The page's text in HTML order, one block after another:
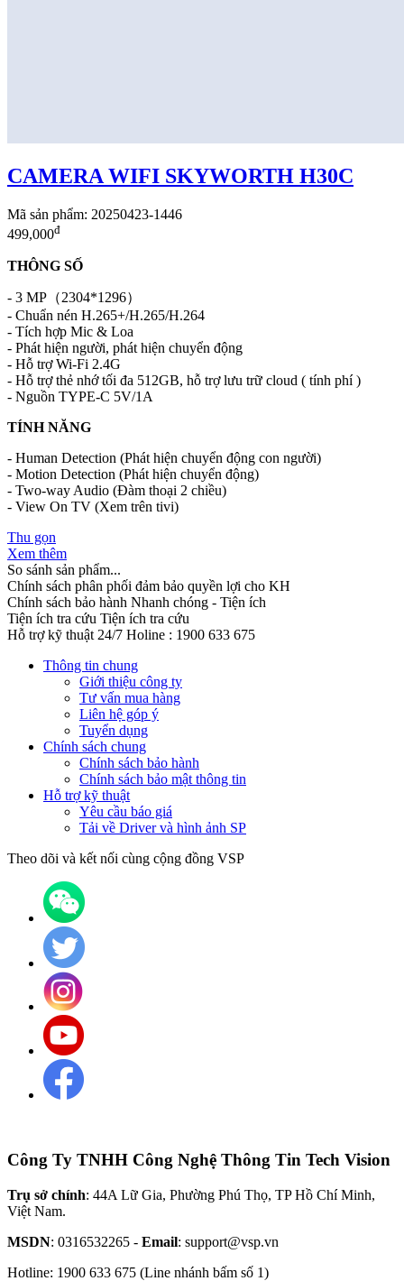
CAMERA WIFI SKYWORTH H30C
Mã sản phẩm: 20250423-1446
499,000đ
THÔNG SỐ
- 3 MP（2304*1296）
- Chuẩn nén H.265+/H.265/H.264
- Tích hợp Mic & Loa
- Phát hiện người, phát hiện chuyển động
- Hỗ trợ Wi-Fi 2.4G
- Hỗ trợ thẻ nhớ tối đa 512GB, hỗ trợ lưu trữ cloud ( tính phí )
- Nguồn TYPE-C 5V/1A
TÍNH NĂNG
- Human Detection (Phát hiện chuyển động con người)
- Motion Detection (Phát hiện chuyển động)
- Two-way Audio (Đàm thoại 2 chiều)
- View On TV (Xem trên tivi)
Thu gọn
Xem thêm
So sánh sản phẩm...
Chính sách phân phối đảm bảo quyền lợi cho KH
Chính sách bảo hành Nhanh chóng - Tiện ích
Tiện ích tra cứu Tiện ích tra cứu
Hỗ trợ kỹ thuật 24/7 Holine : 1900 633 675
Thông tin chung
Giới thiệu công ty
Tư vấn mua hàng
Liên hệ góp ý
Tuyển dụng
Chính sách chung
Chính sách bảo hành
Chính sách bảo mật thông tin
Hỗ trợ kỹ thuật
Yêu cầu báo giá
Tải về Driver và hình ảnh SP
Theo dõi và kết nối cùng cộng đồng VSP
Công Ty TNHH Công Nghệ Thông Tin Tech Vision
Trụ sở chính: 44A Lữ Gia, Phường Phú Thọ, TP Hồ Chí Minh,
Việt Nam.
MSDN: 0316532265 - Email: support@vsp.vn
Hotline: 1900 633 675 (Line nhánh bấm số 1)